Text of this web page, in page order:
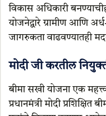
विकास अधिकारी
योजनेद्वारे ग्रामीण आणि
जागरुकता वाढवण्यातही
मोदी जी करतील
बीमा सखी योजना एक
प्रधानमंत्री मोदी प्रशिक्षित